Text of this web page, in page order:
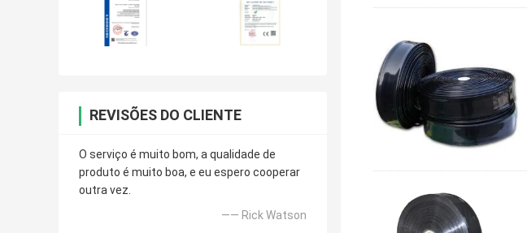
REVISÕES DO CLIENTE
O serviço é muito bom, a qualidade de
produto é muito boa, e eu espero cooperar
outra vez.
—— Rick Watson